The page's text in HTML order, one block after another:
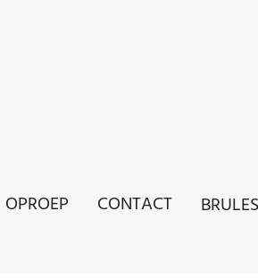
OPROEP CONTACT
BRULES